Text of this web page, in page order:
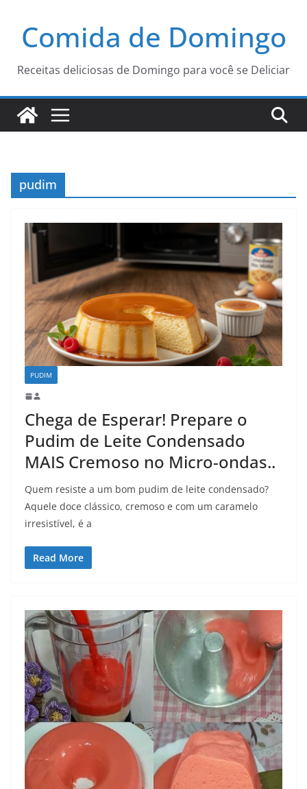
conteúdo
Comida de Domingo
Receitas deliciosas de Domingo para você se Deliciar
pudim
PUDIM
Chega de Esperar! Prepare o
Pudim de Leite Condensado
MAIS Cremoso no Micro-ondas..
Quem resiste a um bom pudim de leite condensado?
Aquele doce clássico, cremoso e com um caramelo
irresistível, é a
Read More